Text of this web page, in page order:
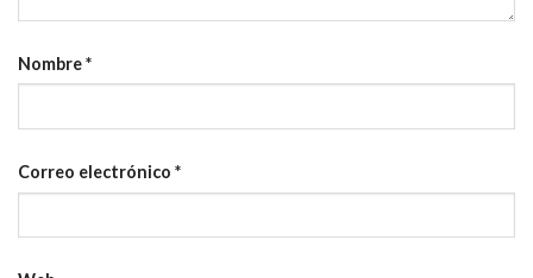
Nombre*
Correo electrónico *